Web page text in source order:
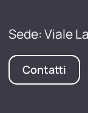
Sede: Viale
Contatti